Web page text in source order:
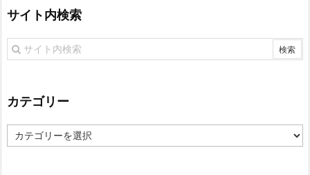
サイト内検索
カテゴリー
カ
テ